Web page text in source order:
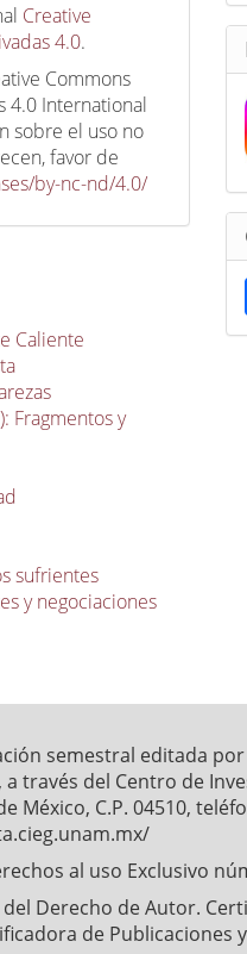
Creative
4.0.
Commons
4.0 International
sobre el uso no
favor de
by-nc-nd/4.0/
Caliente
Fragmentos y
sufrientes
y negociaciones
semestral editada
través del Centro de
C.P. 04510,
al uso Exclusivo
Derecho de Autor.
de Publicaciones